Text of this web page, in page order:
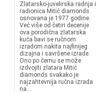
Zlatarsko-juvelirska radnja i
radionica Mitić diamonds
osnovana je 1977 godine.
Već više od četiri decenije
ova porodična zlatarska
kuća bavi se ručnom
izradom nakita najfinijeg
dizajna i savršene izrade.
Ono po čemu se može
izdvojiti zlatara Mitić
diamonds svakako je
najzahtevnija ručna izrada
na...